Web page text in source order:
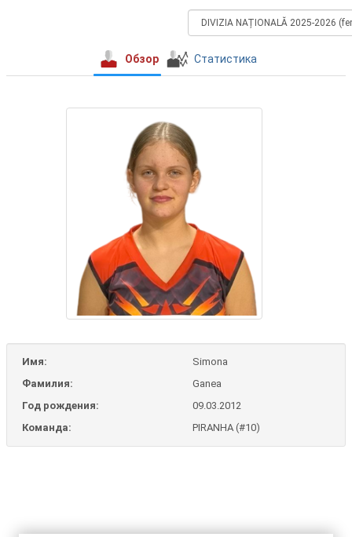
Обзор Статистика
Имя:
Simona
Фамилия:
Ganea
Год рождения:
09.03.2012
Команда:
PIRANHA (#10)